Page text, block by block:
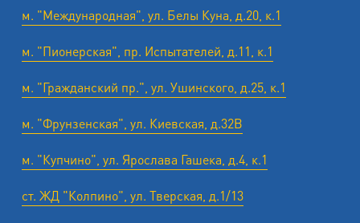
м. "Международная", ул. Белы Куна, д.20, к.1
м. "Пионерская", пр. Испытателей, д.11, к.1
м. "Гражданский пр.", ул. Ушинского, д.25, к.1
м. "Фрунзенская", ул. Киевская, д.32В
м. "Купчино", ул. Ярослава Гашека, д.4, к.1
ст. ЖД "Колпино", ул. Тверская, д.1/13